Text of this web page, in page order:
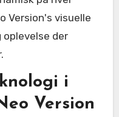
Version's visuelle
der
i
Version